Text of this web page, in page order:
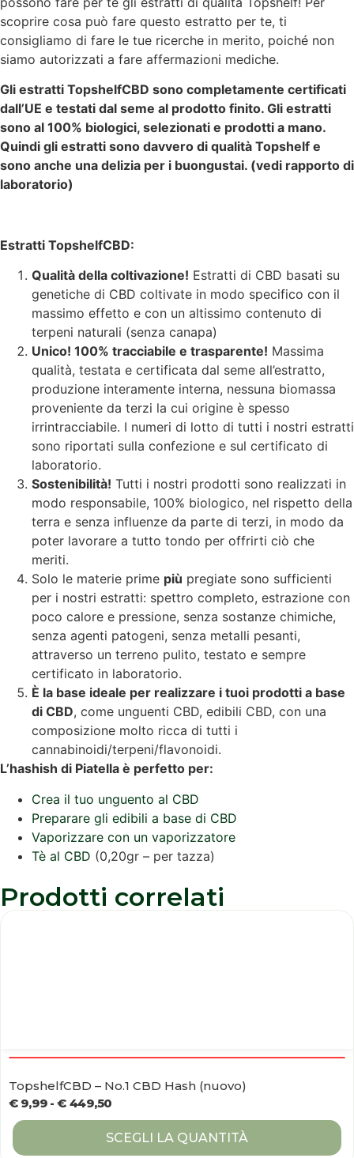
scoprire cosa può fare questo estratto per te, ti
consigliamo di fare le tue ricerche in merito, poiché non
siamo autorizzati a fare affermazioni mediche.
Gli estratti TopshelfCBD sono completamente certificati
dall’UE e testati dal seme al prodotto finito. Gli estratti
sono al 100% biologici, selezionati e prodotti a mano.
Quindi gli estratti sono davvero di qualità Topshelf e
sono anche una delizia per i buongustai. (vedi rapporto di
laboratorio)
Estratti TopshelfCBD:
Qualità della coltivazione! Estratti di CBD basati su
genetiche di CBD coltivate in modo specifico con il
massimo effetto e con un altissimo contenuto di
terpeni naturali (senza canapa)
Unico! 100% tracciabile e trasparente! Massima
qualità, testata e certificata dal seme all’estratto,
produzione interamente interna, nessuna biomassa
proveniente da terzi la cui origine è spesso
irrintracciabile. I numeri di lotto di tutti i nostri estratti
sono riportati sulla confezione e sul certificato di
laboratorio.
Sostenibilità! Tutti i nostri prodotti sono realizzati in
modo responsabile, 100% biologico, nel rispetto della
terra e senza influenze da parte di terzi, in modo da
poter lavorare a tutto tondo per offrirti ciò che
meriti.
Solo le materie prime più pregiate sono sufficienti
per i nostri estratti: spettro completo, estrazione con
poco calore e pressione, senza sostanze chimiche,
senza agenti patogeni, senza metalli pesanti,
attraverso un terreno pulito, testato e sempre
certificato in laboratorio.
È la base ideale per realizzare i tuoi prodotti a base
di CBD, come unguenti CBD, edibili CBD, con una
composizione molto ricca di tutti i
cannabinoidi/terpeni/flavonoidi.
L’hashish di Piatella è perfetto per:
Crea il tuo unguento al CBD
Preparare gli edibili a base di CBD
Vaporizzare con un vaporizzatore
Tè al CBD (0,20gr – per tazza)
Prodotti correlati
TopshelfCBD – No.1 CBD Hash (nuovo)
€9,99 - € 449,50
SCEGLI LA QUANTITÀ